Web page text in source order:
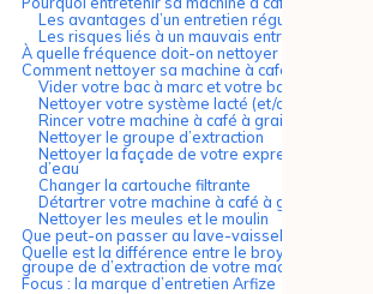
Les avantages d’un entretien régulier de votre
Les risques liés à un mauvais entretien de
À quelle fréquence doit-on nettoyer sa machine à
Comment nettoyer sa machine à café ?
Vider votre bac à marc et votre bac à eaux
Nettoyer votre système lacté (et/ou votre buse
Rincer votre machine à café à grain à
Nettoyer le groupe d’extraction
Nettoyer la façade de votre expresso broyeur
d’eau
Changer la cartouche filtrante
Détartrer votre machine à café à grain
Nettoyer les meules et le moulin
Que peut-on passer au lave-vaisselle ?
Quelle est la différence entre le broyeur (meules
groupe de d’extraction de votre machine
Focus : la marque d’entretien Arfize